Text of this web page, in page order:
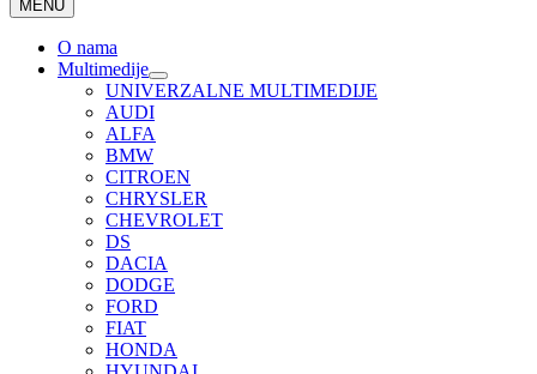
MENU
O nama
Multimedije
UNIVERZALNE MULTIMEDIJE
AUDI
ALFA
BMW
CITROEN
CHRYSLER
CHEVROLET
DS
DACIA
DODGE
FORD
FIAT
HONDA